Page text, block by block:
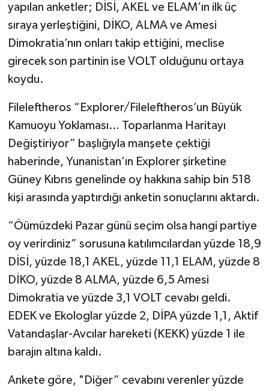
yapılan anketler; DİSİ, AKEL ve ELAM’ın ilk üç
sıraya yerleştiğini, DİKO, ALMA ve Amesi
Dimokratia’nın onları takip ettiğini, meclise
girecek son partinin ise VOLT olduğunu ortaya
koydu.
Fileleftheros “Explorer/Fileleftheros’un Büyük
Kamuoyu Yoklaması… Toparlanma Haritayı
Değiştiriyor” başlığıyla manşete çektiği
haberinde, Yunanistan’ın Explorer şirketine
Güney Kıbrıs genelinde oy hakkına sahip bin 518
kişi arasında yaptırdığı anketin sonuçlarını aktardı.
“Öümüzdeki Pazar günü seçim olsa hangi partiye
oy verirdiniz” sorusuna katılımcılardan yüzde 18,9
DİSİ, yüzde 18,1 AKEL, yüzde 11,1 ELAM, yüzde 8
DİKO, yüzde 8 ALMA, yüzde 6,5 Amesi
Dimokratia ve yüzde 3,1 VOLT cevabı geldi.
EDEK ve Ekologlar yüzde 2, DİPA yüzde 1,1, Aktif
Vatandaşlar-Avcılar hareketi (KEKK) yüzde 1 ile
barajın altına kaldı.
Ankete göre, "Diğer” cevabını verenler yüzde